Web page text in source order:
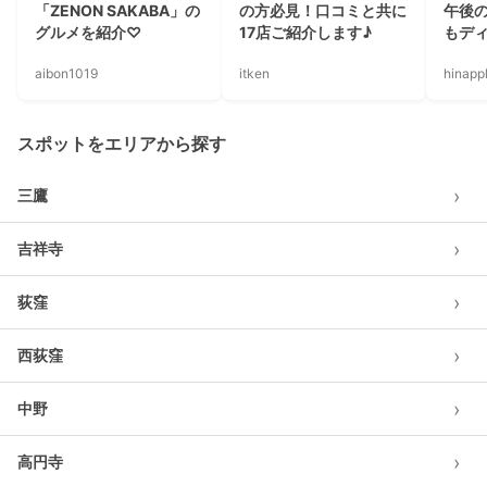
「ZENON SAKABA」の
グルメを紹介♡
aibon1019
の方必見！口コミと共に
17店ご紹介します♪
itken
午後
もデ
スポットをエリアから探す
三鷹 ›
吉祥寺 ›
荻窪 ›
西荻窪 ›
中野 ›
高円寺 ›